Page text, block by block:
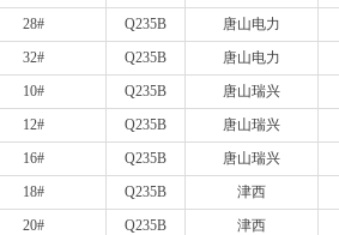
28# Q235B
唐山电力
32# Q235B
唐山电力
10# Q235B
唐山瑞兴
12# Q235B
唐山瑞兴
16# Q235B
唐山瑞兴
18# Q235B
津西
20# Q235B
津西